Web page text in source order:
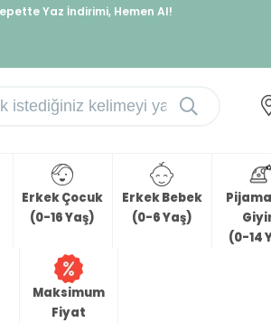
Yaz İndirimi, Hemen Al!
Erkek Çocuk
(0-16 Yaş)
Erkek Bebek
(0-6 Yaş)
(0-14
Maksimum
Fiyat